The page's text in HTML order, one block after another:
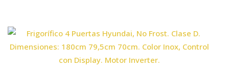
Tecnología No Frost